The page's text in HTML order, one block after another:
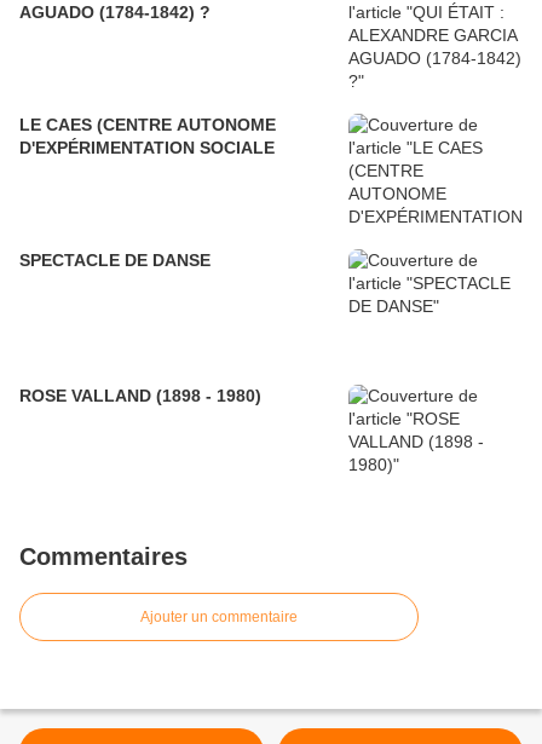
AGUADO (1784-1842) ?
LE CAES (CENTRE AUTONOME
D'EXPÉRIMENTATION SOCIALE
SPECTACLE DE DANSE
ROSE VALLAND (1898 - 1980)
Commentaires
Ajouter un commentaire